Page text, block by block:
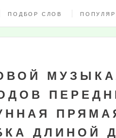
ПОДБОР СЛОВ
ДЛИНОЙ